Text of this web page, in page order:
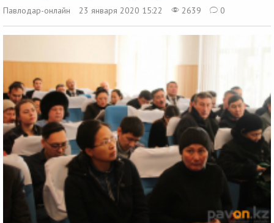
Павлодар-онлайн
23 января 2020 15:22 2639 0